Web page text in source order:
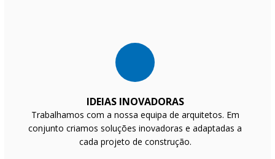
IDEIAS INOVADORAS
Trabalhamos com a nossa equipa de arquitetos. Em
conjunto criamos soluções inovadoras e adaptadas a
cada projeto de construção.